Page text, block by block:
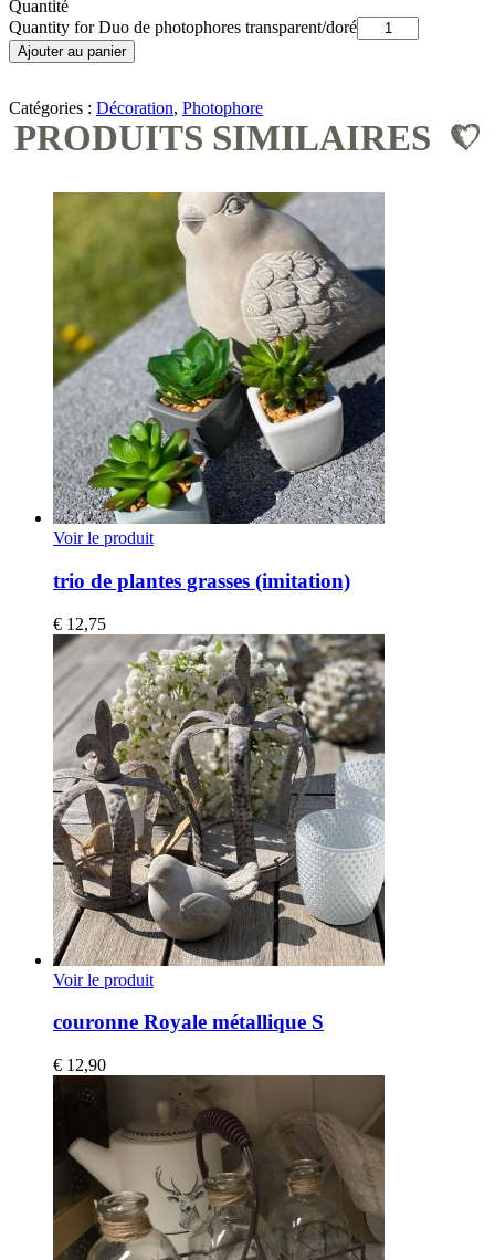
Quantité
Quantity for Duo de photophores transparent/doré
Ajouter au panier
Catégories : Décoration, Photophore
PRODUITS SIMILAIRES
Voir le produit
trio de plantes grasses (imitation)
€ 12,75
Voir le produit
couronne Royale métallique S
€ 12,90